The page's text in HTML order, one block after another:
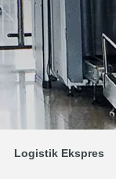
Logistik Ekspres